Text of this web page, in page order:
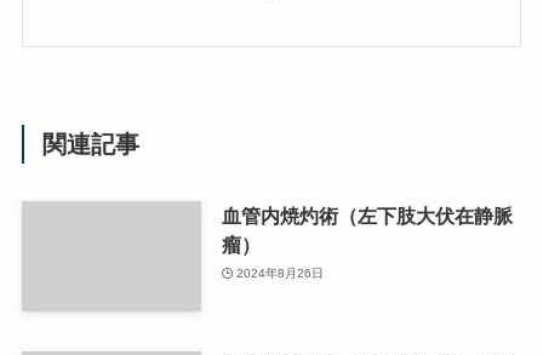
関連記事
血管内焼灼術（左下肢大伏在静脈
瘤）
2024年8月26日